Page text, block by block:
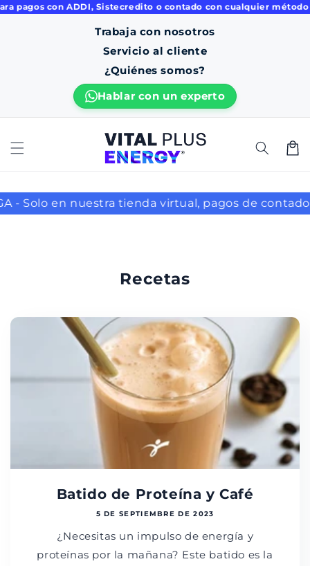
ament
con ADDI, Sistecredito o contado con cualquier método
Trabaja con nosotros
Servicio al cliente
¿Quiénes somos?
Hablar con un experto
r
o
nuestra tienda virtual, pagos de contado. -
Recetas
Batido de Proteína y Café
5 DE SEPTIEMBRE DE 2023
¿Necesitas un impulso de energía y
proteínas por la mañana? Este batido es la